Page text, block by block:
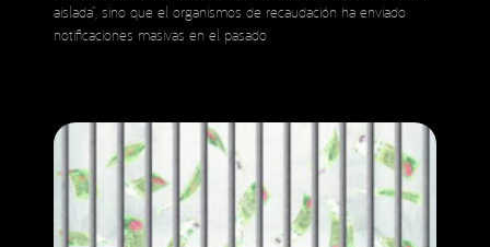
aislada”, sino que el organismos de recaudación ha enviado
notificaciones masivas en el pasado